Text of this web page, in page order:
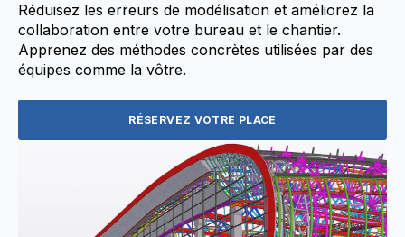
Réduisez les erreurs de modélisation et améliorez la
collaboration entre votre bureau et le chantier.
Apprenez des méthodes concrètes utilisées par des
équipes comme la vôtre.
RÉSERVEZ VOTRE PLACE